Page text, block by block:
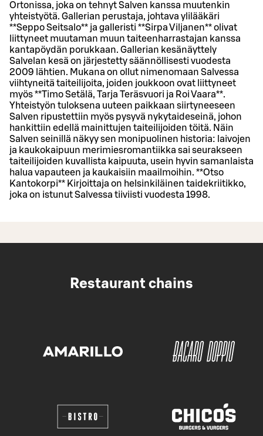
Ortonissa, joka on tehnyt Salven kanssa muutenkin
yhteistyötä. Gallerian perustaja, johtava ylilääkäri
**Seppo Seitsalo** ja galleristi **Sirpa Viljanen** olivat
liittyneet muutaman muun taiteenharrastajan kanssa
kantapöydän porukkaan. Gallerian kesänäyttely
Salvelan kesä on järjestetty säännöllisesti vuodesta
2009 lähtien. Mukana on ollut nimenomaan Salvessa
viihtyneitä taiteilijoita, joiden joukkoon ovat liittyneet
myös **Timo Setälä, Tarja Teräsvuori ja Roi Vaara**.
Yhteistyön tuloksena uuteen paikkaan siirtyneeseen
Salven ripustettiin myös pysyvä nykytaideseinä, johon
hankittiin edellä mainittujen taiteilijoiden töitä. Näin
Salven seinillä näkyy sen monipuolinen historia: laivojen
ja kaukokaipuun merimiesromantiikka sai seurakseen
taiteilijoiden kuvallista kaipuuta, usein hyvin samanlaista
halua vapauteen ja kaukaisiin maailmoihin. **Otso
Kantokorpi** Kirjoittaja on helsinkiläinen taidekriitikko,
joka on istunut Salvessa tiiviisti vuodesta 1998.
Restaurant chains